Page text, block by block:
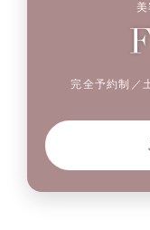
完全予約制／